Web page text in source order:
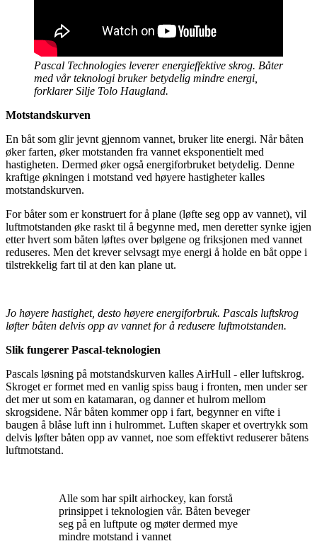
Pascal Technologies leverer energieffektive skrog. Båter
med vår teknologi bruker betydelig mindre energi,
forklarer Silje Tolo Haugland.
Motstandskurven
En båt som glir jevnt gjennom vannet, bruker lite energi. Når båten
øker farten, øker motstanden fra vannet eksponentielt med
hastigheten. Dermed øker også energiforbruket betydelig. Denne
kraftige økningen i motstand ved høyere hastigheter kalles
motstandskurven.
For båter som er konstruert for å plane (løfte seg opp av vannet), vil
luftmotstanden øke raskt til å begynne med, men deretter synke igjen
etter hvert som båten løftes over bølgene og friksjonen med vannet
reduseres. Men det krever selvsagt mye energi å holde en båt oppe i
tilstrekkelig fart til at den kan plane ut.
Jo høyere hastighet, desto høyere energiforbruk. Pascals luftskrog
løfter båten delvis opp av vannet for å redusere luftmotstanden.
Slik fungerer Pascal-teknologien
Pascals løsning på motstandskurven kalles AirHull - eller luftskrog.
Skroget er formet med en vanlig spiss baug i fronten, men under ser
det mer ut som en katamaran, og danner et hulrom mellom
skrogsidene. Når båten kommer opp i fart, begynner en vifte i
baugen å blåse luft inn i hulrommet. Luften skaper et overtrykk som
delvis løfter båten opp av vannet, noe som effektivt reduserer båtens
luftmotstand.
Alle som har spilt airhockey, kan forstå
prinsippet i teknologien vår. Båten beveger
seg på en luftpute og møter dermed mye
mindre motstand i vannet